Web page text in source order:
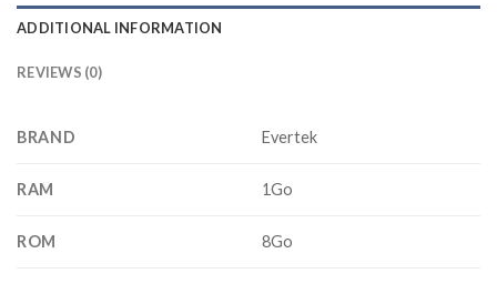
ADDITIONAL INFORMATION
REVIEWS (0)
BRAND Evertek
RAM 1Go
ROM 8Go